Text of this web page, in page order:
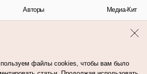
Авторы Медиа-Кит
файлы cookies, чтобы вам было